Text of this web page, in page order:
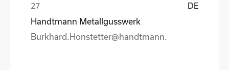
DE
Handtmann Metallgusswerk
Burkhard.Honstetter@handtmann.